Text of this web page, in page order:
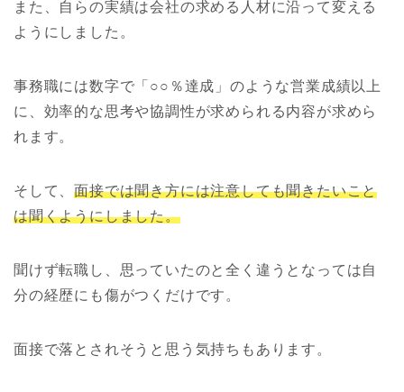
また、自らの実績は会社の求める人材に沿って変える
ようにしました。
事務職には数字で「○○％達成」のような営業成績以上
に、効率的な思考や協調性が求められる内容が求めら
れます。
そして、面接では聞き方には注意しても聞きたいこと
は聞くようにしました。
聞けず転職し、思っていたのと全く違うとなっては自
分の経歴にも傷がつくだけです。
面接で落とされそうと思う気持ちもあります。